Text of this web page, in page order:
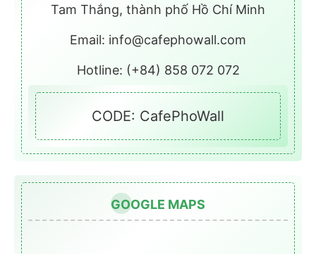
Tam Thắng, thành phố Hồ Chí Minh
Email: info@cafephowall.com
Hotline: (+84) 858 072 072
CODE: CafePhoWall
GOOGLE MAPS